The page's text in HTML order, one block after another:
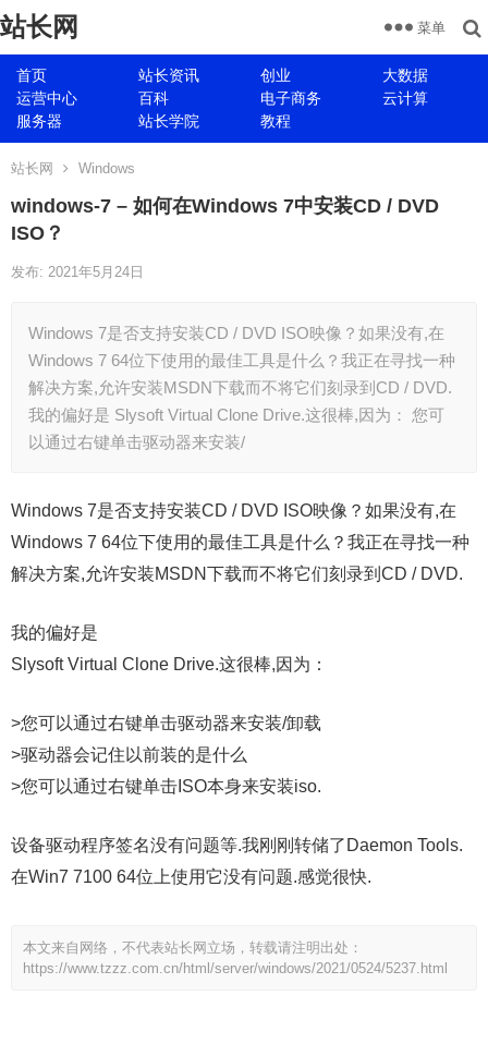
站长网
首页 站长资讯 创业
大数据
运营中心
百科 电子商务
云计算
服务器
站长学院 教程
菜单
站长网 Windows
windows-7 – 如何在Windows 7中安装CD / DVD
ISO？
发布: 2021年5月24日
Windows 7是否支持安装CD / DVD ISO映像？如果没有,在
Windows 7 64位下使用的最佳工具是什么？我正在寻找一种
解决方案,允许安装MSDN下载而不将它们刻录到CD / DVD.
我的偏好是 Slysoft Virtual Clone Drive.这很棒,因为： 您可
以通过右键单击驱动器来安装/
Windows 7是否支持安装CD / DVD ISO映像？如果没有,在
Windows 7 64位下使用的最佳工具是什么？我正在寻找一种
解决方案,允许安装MSDN下载而不将它们刻录到CD / DVD.
我的偏好是
Slysoft Virtual Clone Drive.这很棒,因为：
>您可以通过右键单击驱动器来安装/卸载
>驱动器会记住以前装的是什么
>您可以通过右键单击ISO本身来安装iso.
设备驱动程序签名没有问题等.我刚刚转储了Daemon Tools.
在Win7 7100 64位上使用它没有问题.感觉很快.
本文来自网络，不代表站长网立场，转载请注明出处：
https://www.tzzz.com.cn/html/server/windows/2021/0524/5237.html